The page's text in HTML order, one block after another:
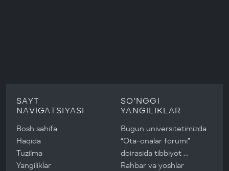
SAYT
NAVIGATSIYASI
Bosh sahifa
Haqida
Tuzilma
Yangiliklar
SO'NGGI
YANGILIKLAR
Bugun universitetimizda
“Ota-onalar forumi”
doirasida tibbiyot …
Rahbar va yoshlar